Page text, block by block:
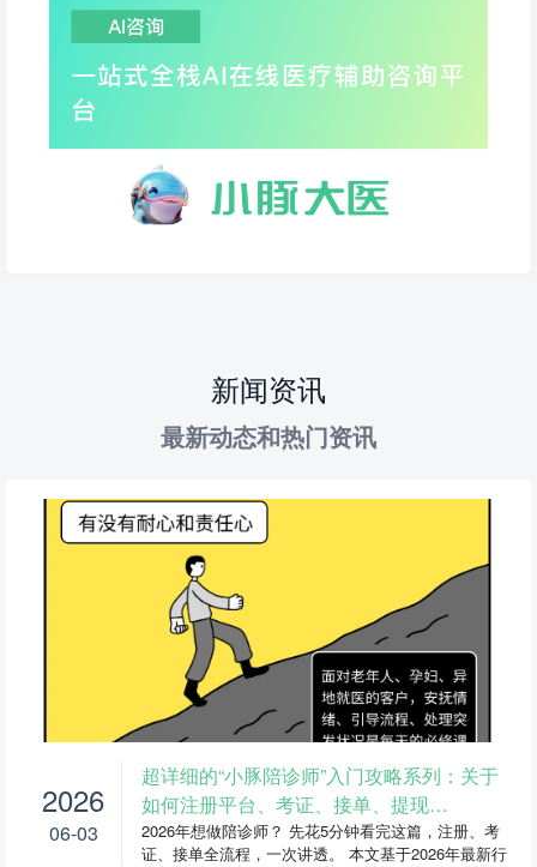
新闻资讯
最新动态和热门资讯
2026
06-03
超详细的“小豚陪诊师”入门攻略系列：关于
如何注册平台、考证、接单、提现…
2026年想做陪诊师？ 先花5分钟看完这篇，注册、考
证、接单全流程，一次讲透。 本文基于2026年最新行